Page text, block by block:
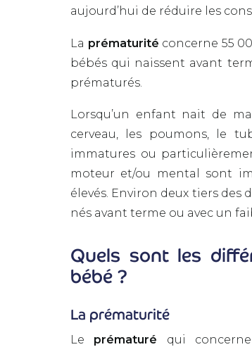
aujourd’hui de réduire les
La prématurité concerne 55
bébés qui naissent avant
prématurés.
Lorsqu’un enfant nait de
cerveau, les poumons, le
immatures ou
moteur et/ou mental sont
élevés. Environ deux tiers des
nés avant terme ou avec un
Quels sont les
bébé ?
La prématurité
Le prématuré qui